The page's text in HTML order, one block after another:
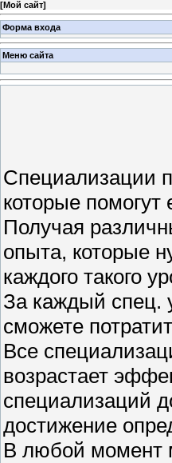
[Мой сайт]
Форма входа
Меню сайта
Специализации
которые
Получая
опыта, которые
каждого такого
За каждый спец.
сможете
Все
возрастает
специализаций
достижение
В любой момент